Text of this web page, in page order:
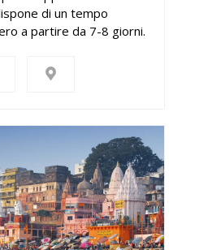
di un tempo
a partire da 7-8 giorni.
Dettagli